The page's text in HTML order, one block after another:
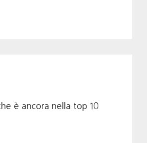
è ancora nella top 10